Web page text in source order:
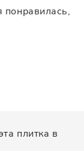
понравилась,
плитка в